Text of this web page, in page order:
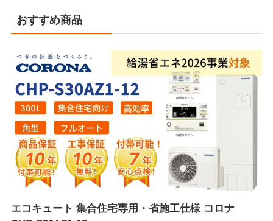
おすすめ商品
エコキュート 集合住宅専用・省施工仕様 コロナ